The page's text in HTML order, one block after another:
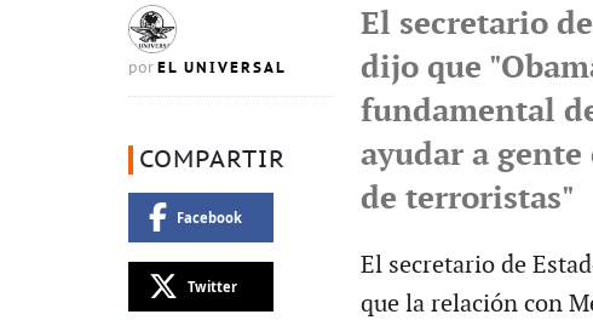
por EL UNIVERSAL
COMPARTIR
Facebook
Twitter
El secretario
dijo que
fundamental
ayudar a
de terroristas"
El secretario de
que la relación con